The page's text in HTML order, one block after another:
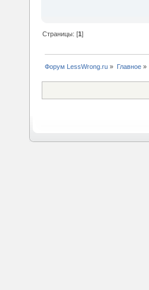
Страницы: [1]
Форум LessWrong.ru » Главное»